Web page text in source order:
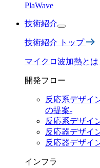
PlaWave
技術紹介
技術紹介 トップ
マイクロ波加熱とは
開発フロー
反応系デザイ
の提案-
反応系デザイ
反応器デザイ
反応器デザイ
インフラ